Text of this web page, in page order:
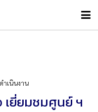
ำเนินงาน
เยี่ยมชมศูนย์ ฯ